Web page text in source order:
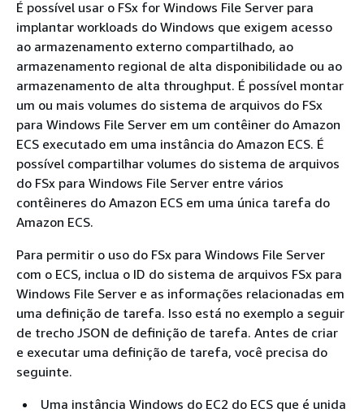
É possível usar o FSx for Windows File Server para
implantar workloads do Windows que exigem acesso
ao armazenamento externo compartilhado, ao
armazenamento regional de alta disponibilidade ou ao
armazenamento de alta throughput. É possível montar
um ou mais volumes do sistema de arquivos do FSx
para Windows File Server em um contêiner do Amazon
ECS executado em uma instância do Amazon ECS. É
possível compartilhar volumes do sistema de arquivos
do FSx para Windows File Server entre vários
contêineres do Amazon ECS em uma única tarefa do
Amazon ECS.
Para permitir o uso do FSx para Windows File Server
com o ECS, inclua o ID do sistema de arquivos FSx para
Windows File Server e as informações relacionadas em
uma definição de tarefa. Isso está no exemplo a seguir
de trecho JSON de definição de tarefa. Antes de criar
e executar uma definição de tarefa, você precisa do
seguinte.
Uma instância Windows do EC2 do ECS que é unida